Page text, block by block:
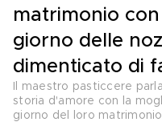
matrimonio con
giorno delle
dimenticato di
Il maestro pasticcere
storia d'amore con la
giorno del loro matrimonio